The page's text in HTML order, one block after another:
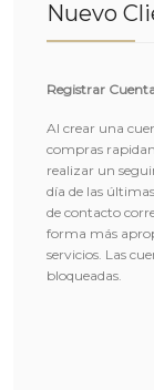
Nuevo
Registrar
Al crear una
compras
realizar un
día de las
de contacto
forma más
servicios. Las
bloqueadas.